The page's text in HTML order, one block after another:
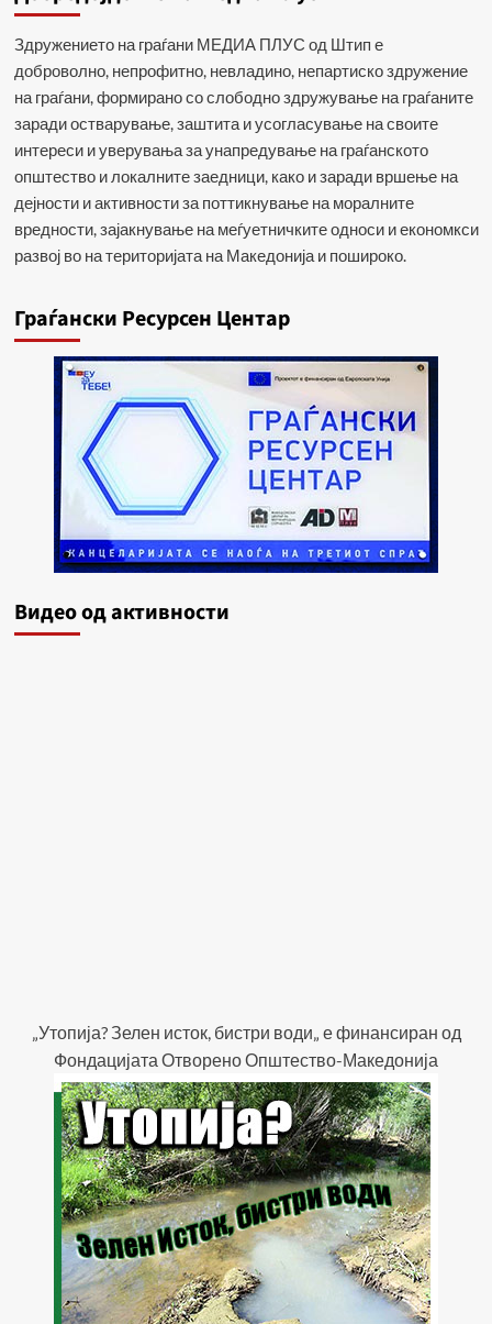
Здружението на граѓани МЕДИА ПЛУС од Штип е
доброволно, непрофитно, невладино, непартиско здружение
на граѓани, формирано со слободно здружување на граѓаните
заради остварување, заштита и усогласување на своите
интереси и уверувања за унапредување на граѓанското
општество и локалните заедници, како и заради вршење на
дејности и активности за поттикнување на моралните
вредности, зајакнување на меѓуетничките односи и економкси
развој во на територијата на Македонија и пошироко.
Граѓански Ресурсен Центар
Видеo од активности
„Утопија? Зелен исток, бистри води„ е финансиран од
Фондацијата Отворено Општество-Македонија